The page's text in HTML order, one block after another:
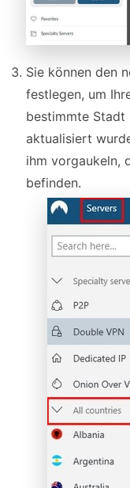
Sie können den
festlegen, um
bestimmte Stadt
aktualisiert
ihm vorgaukeln,
befinden.